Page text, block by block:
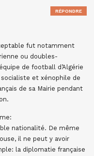
fut notamment
ou doubles-
de football d’Algérie
et xénophile de
de sa Mairie pendant
nationalité. De même
il ne peut y avoir
la diplomatie française
RÉPONDRE